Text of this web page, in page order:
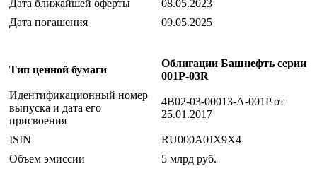
Дата ближайшей оферты
08.05.2023
Дата погашения
09.05.2025
Тип ценной бумаги
Облигации Башнефть серии
001P-03R
Идентификационный номер
выпуска и дата его
присвоения
4B02-03-00013-A-001P от
25.01.2017
ISIN
RU000A0JX9X4
Объем эмиссии
5 млрд руб.